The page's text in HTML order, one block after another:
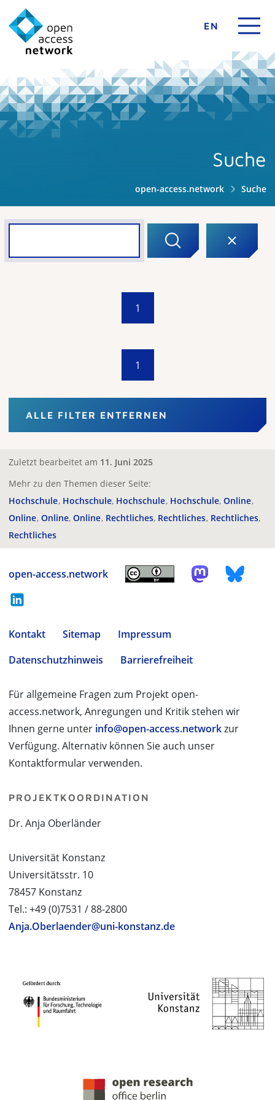
EN
Suche
open-access.network Suche
1
1
ALLE FILTER ENTFERNEN
Zuletzt bearbeitet am 11. Juni 2025
Mehr zu den Themen dieser Seite:
Hochschule Hochschule Hochschule Hochschule Online
Online Online Online Rechtliches Rechtliches Rechtliches
Rechtliches
open-access.network
Kontakt Sitemap
Impressum
Datenschutzhinweis
Barrierefreiheit
Für allgemeine Fragen zum Projekt open-
access.network, Anregungen und Kritik stehen wir
Ihnen gerne unter info@open-access.networkzur
Verfügung. Alternativ können Sie auch unser
Kontaktformular verwenden.
PROJEKTKOORDINATION
Dr. Anja Oberländer
Universität Konstanz
Universitätsstr. 10
78457 Konstanz
Tel.: +49 (0)7531 / 88-2800
Anja.Oberlaender@uni-konstanz.de